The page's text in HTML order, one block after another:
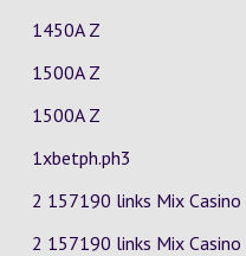
1450A Z
1500A Z
1500A Z
1xbetph.ph3
2 157190 links Mix Casino
2 157190 links Mix Casino